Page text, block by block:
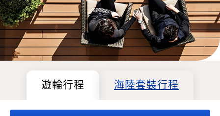
遊輪行程 海陸套裝行程